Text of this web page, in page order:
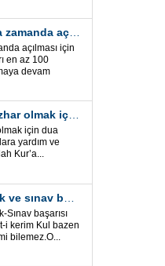
Hayırlı kapıların en kısa zamanda açılması için Esmalar ve Dua
açılması için
en az 100
devam
Allah’ın Rahmetine Mazhar olmak için ” Esmalar-Ayet ve Dualar”
için dua
yardım ve
Kur’a...
Sınav başarısı
i kerim Kul bazen
bilemez.O...